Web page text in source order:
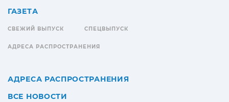
ГАЗЕТА
СВЕЖИЙ ВЫПУСК СПЕЦВЫПУСК
АДРЕСА РАСПРОСТРАНЕНИЯ
АДРЕСА РАСПРОСТРАНЕНИЯ
ВСЕ НОВОСТИ